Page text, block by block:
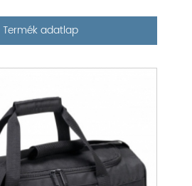
Termék adatlap